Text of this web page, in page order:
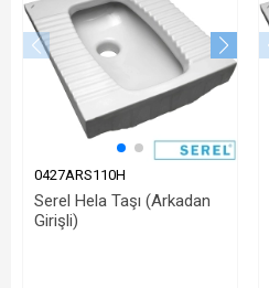
0427ARS110H
Serel Hela Taşı (Arkadan
Girişli)